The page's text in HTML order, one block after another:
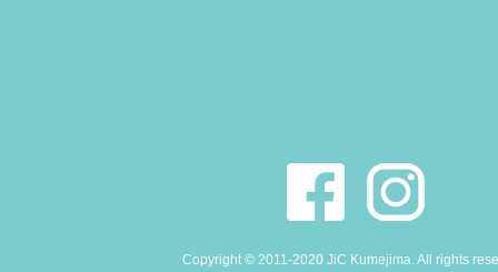
Copyright © 2011-2020 JiC Kumejima. All rights